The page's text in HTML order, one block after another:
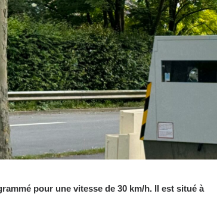
pour une vitesse de 30 km/h. Il est situé à